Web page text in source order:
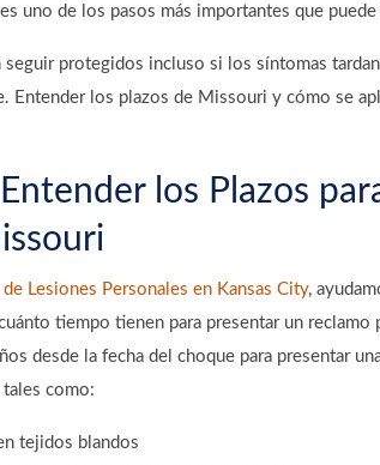
uno de los pasos más importantes que puede
seguir protegidos incluso si los síntomas
Entender los plazos de Missouri y cómo se
los Plazos
Lesiones Personales en Kansas City,
tiempo tienen para presentar un reclamo
desde la fecha del choque para presentar
como:
tejidos blandos